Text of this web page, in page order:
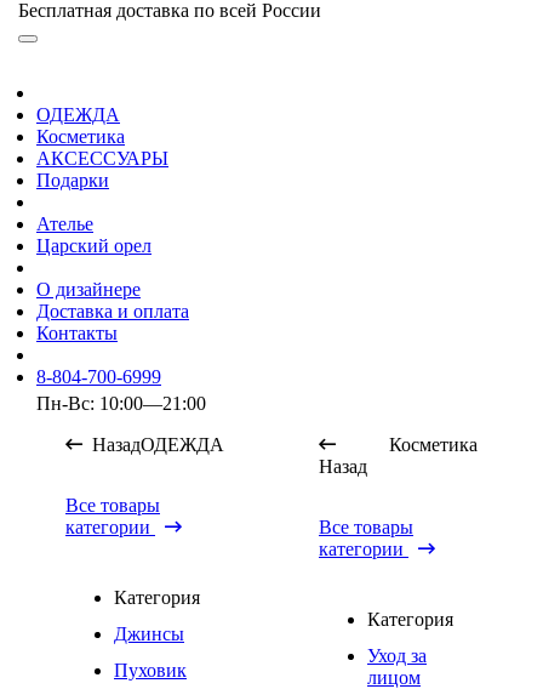
Бесплатная доставка по всей России
ОДЕЖДА
Косметика
АКСЕССУАРЫ
Подарки
Ателье
Царский орел
О дизайнере
Доставка и оплата
Контакты
8-804-700-6999
Пн-Вс: 10:00—21:00
НазадОДЕЖДА
Все товары
категории
Категория
Джинсы
Пуховик
Назад
Косметика
Все товары
категории
Категория
Уход за
лицом